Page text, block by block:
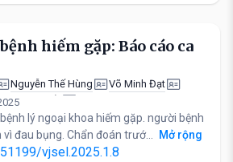
hiếm gặp: Báo cáo ca
Nguyễn Thế Hùng
Võ Minh Đạt
Quốc
lý ngoại khoa hiếm gặp. người bệnh
đau bụng. Chẩn đoán trướ...
Mở rộng
vjsel.2025.1.8